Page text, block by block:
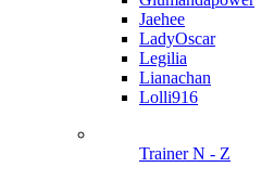
Jaehee
LadyOscar
Legilia
Lianachan
Lolli916
Trainer N - Z